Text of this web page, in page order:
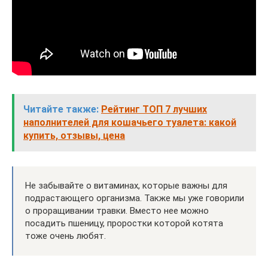
Читайте также: Рейтинг ТОП 7 лучших
наполнителей для кошачьего туалета: какой
купить, отзывы, цена
Не забывайте о витаминах, которые важны для
подрастающего организма. Также мы уже говорили
о проращивании травки. Вместо нее можно
посадить пшеницу, проростки которой котята
тоже очень любят.